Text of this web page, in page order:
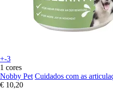
+-3
1 cores
Nobby Pet Cuidados com as
€ 10,20